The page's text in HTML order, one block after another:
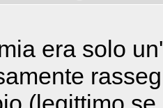
era solo